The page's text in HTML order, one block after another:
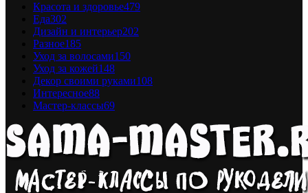
Красота и здоровье479
Еда302
Дизайн и интерьер202
Разное185
Уход за волосами150
Уход за кожей148
Декор своими руками108
Интересное88
Мастер-классы69